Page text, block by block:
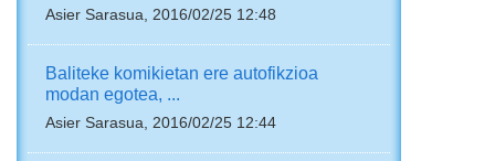
Asier Sarasua, 2016/02/25 12:48
Baliteke komikietan ere autofikzioa
modan egotea, ...
Asier Sarasua, 2016/02/25 12:44